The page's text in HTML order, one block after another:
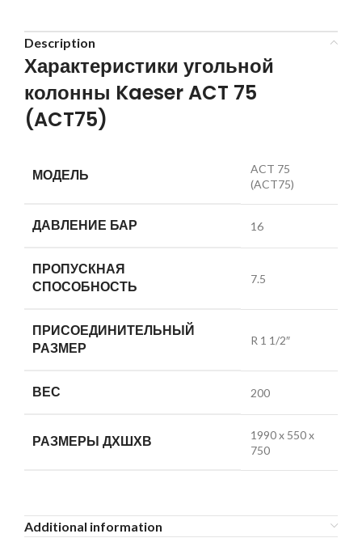
Description
Характеристики угольной
колонны Kaeser ACT 75
(ACT75)
МОДЕЛЬ
ACT 75
(ACT75)
ДАВЛЕНИЕ БАР 16
ПРОПУСКНАЯ
СПОСОБНОСТЬ
7.5
ПРИСОЕДИНИТЕЛЬНЫЙ
РАЗМЕР
R 1 1/2″
ВЕС 200
РАЗМЕРЫ ДХШХВ
1990 x 550 x
750
Additional information